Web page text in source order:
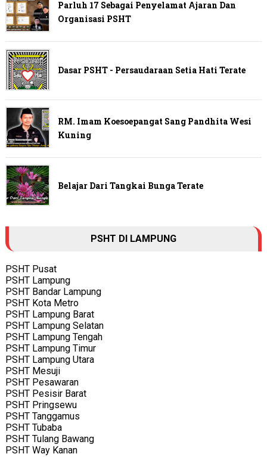
Parluh 17 Sebagai Penyelamat Ajaran Dan
Organisasi PSHT
Dasar PSHT - Persaudaraan Setia Hati Terate
RM. Imam Koesoepangat Sang Pandhita Wesi
Kuning
Belajar Dari Tangkai Bunga Terate
PSHT DI LAMPUNG
PSHT Pusat
PSHT Lampung
PSHT Bandar Lampung
PSHT Kota Metro
PSHT Lampung Barat
PSHT Lampung Selatan
PSHT Lampung Tengah
PSHT Lampung Timur
PSHT Lampung Utara
PSHT Mesuji
PSHT Pesawaran
PSHT Pesisir Barat
PSHT Pringsewu
PSHT Tanggamus
PSHT Tubaba
PSHT Tulang Bawang
PSHT Way Kanan